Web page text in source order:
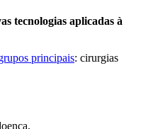
tecnologias aplicadas à
principais: cirurgias